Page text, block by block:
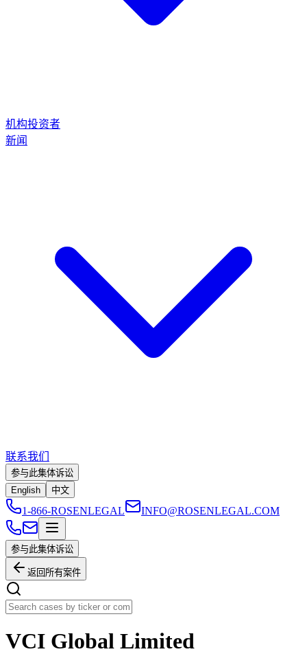
机构投资者
新闻
联系我们
参与此集体诉讼
English
中文
1-866-ROSENLEGAL INFO@ROSENLEGAL.COM
参与此集体诉讼
返回所有案件
VCI Global Limited